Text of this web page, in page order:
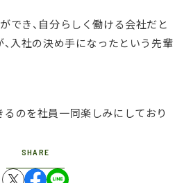
でき、自分らしく働ける会社だと
、入社の決め手になったという先輩
のを社員一同楽しみにしており
SHARE